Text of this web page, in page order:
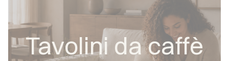
Tavolini da caffè